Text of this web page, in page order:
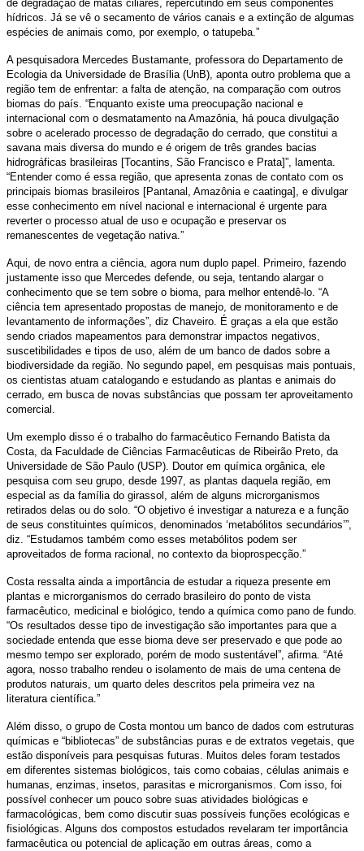
de degradação de matas ciliares, repercutindo em seus componentes
hídricos. Já se vê o secamento de vários canais e a extinção de algumas
espécies de animais como, por exemplo, o tatupeba.”
A pesquisadora Mercedes Bustamante, professora do Departamento de
Ecologia da Universidade de Brasília (UnB), aponta outro problema que a
região tem de enfrentar: a falta de atenção, na comparação com outros
biomas do país. “Enquanto existe uma preocupação nacional e
internacional com o desmatamento na Amazônia, há pouca divulgação
sobre o acelerado processo de degradação do cerrado, que constitui a
savana mais diversa do mundo e é origem de três grandes bacias
hidrográficas brasileiras [Tocantins, São Francisco e Prata]”, lamenta.
“Entender como é essa região, que apresenta zonas de contato com os
principais biomas brasileiros [Pantanal, Amazônia e caatinga], e divulgar
esse conhecimento em nível nacional e internacional é urgente para
reverter o processo atual de uso e ocupação e preservar os
remanescentes de vegetação nativa.”
Aqui, de novo entra a ciência, agora num duplo papel. Primeiro, fazendo
justamente isso que Mercedes defende, ou seja, tentando alargar o
conhecimento que se tem sobre o bioma, para melhor entendê-lo. “A
ciência tem apresentado propostas de manejo, de monitoramento e de
levantamento de informações”, diz Chaveiro. É graças a ela que estão
sendo criados mapeamentos para demonstrar impactos negativos,
suscetibilidades e tipos de uso, além de um banco de dados sobre a
biodiversidade da região. No segundo papel, em pesquisas mais pontuais,
os cientistas atuam catalogando e estudando as plantas e animais do
cerrado, em busca de novas substâncias que possam ter aproveitamento
comercial.
Um exemplo disso é o trabalho do farmacêutico Fernando Batista da
Costa, da Faculdade de Ciências Farmacêuticas de Ribeirão Preto, da
Universidade de São Paulo (USP). Doutor em química orgânica, ele
pesquisa com seu grupo, desde 1997, as plantas daquela região, em
especial as da família do girassol, além de alguns microrganismos
retirados delas ou do solo. “O objetivo é investigar a natureza e a função
de seus constituintes químicos, denominados ‘metabólitos secundários’”,
diz. “Estudamos também como esses metabólitos podem ser
aproveitados de forma racional, no contexto da bioprospecção.”
Costa ressalta ainda a importância de estudar a riqueza presente em
plantas e microrganismos do cerrado brasileiro do ponto de vista
farmacêutico, medicinal e biológico, tendo a química como pano de fundo.
“Os resultados desse tipo de investigação são importantes para que a
sociedade entenda que esse bioma deve ser preservado e que pode ao
mesmo tempo ser explorado, porém de modo sustentável”, afirma. “Até
agora, nosso trabalho rendeu o isolamento de mais de uma centena de
produtos naturais, um quarto deles descritos pela primeira vez na
literatura científica.”
Além disso, o grupo de Costa montou um banco de dados com estruturas
químicas e “bibliotecas” de substâncias puras e de extratos vegetais, que
estão disponíveis para pesquisas futuras. Muitos deles foram testados
em diferentes sistemas biológicos, tais como cobaias, células animais e
humanas, enzimas, insetos, parasitas e microrganismos. Com isso, foi
possível conhecer um pouco sobre suas atividades biológicas e
farmacológicas, bem como discutir suas possíveis funções ecológicas e
fisiológicas. Alguns dos compostos estudados revelaram ter importância
farmacêutica ou potencial de aplicação em outras áreas, como a